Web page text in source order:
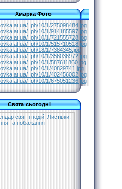
Хмарка Фото
_ph/10/1/275098484.jpg
_ph/10/1/914185597.jpg
_ph/10/1/721555728.jpg
_ph/10/1/515710518.jpg
_ph/18/1/7384345.jpg
_ph/10/1/356036972.jpg
_ph/10/1/587611860.jpg
_ph/10/1/40829741.jpg
_ph/10/1/402456002.jpg
_ph/10/1/675051236.jpg
Свята сьогодні